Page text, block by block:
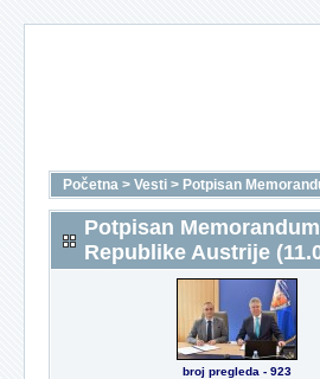
Početna > Vesti > Potpisan
Potpisan
Republike Austrije
broj pregleda - 923